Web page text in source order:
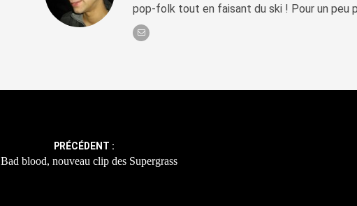
pop-folk tout en faisant du ski ! Pour un peu
PRÉCÉDENT :
Bad blood, nouveau clip des Supergrass